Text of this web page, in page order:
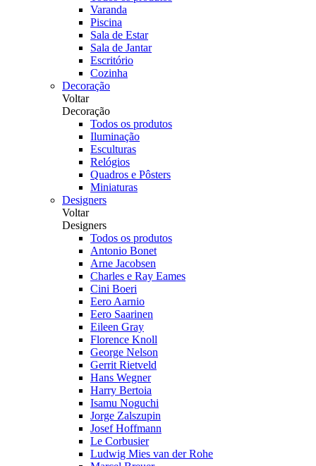
Varanda
Piscina
Sala de Estar
Sala de Jantar
Escritório
Cozinha
Decoração
Voltar
Decoração
Todos os produtos
Iluminação
Esculturas
Relógios
Quadros e Pôsters
Miniaturas
Designers
Voltar
Designers
Todos os produtos
Antonio Bonet
Arne Jacobsen
Charles e Ray Eames
Cini Boeri
Eero Aarnio
Eero Saarinen
Eileen Gray
Florence Knoll
George Nelson
Gerrit Rietveld
Hans Wegner
Harry Bertoia
Isamu Noguchi
Jorge Zalszupin
Josef Hoffmann
Le Corbusier
Ludwig Mies van der Rohe